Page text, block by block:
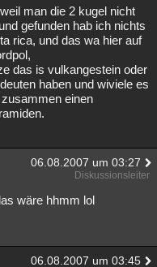
man die 2 kugel nicht
gefunden hab ich nichts
rica, und das wa hier auf
das is vulkangestein oder
haben und wiviele es
einen
06.08.2007 um 03:27
Diskussionsleiter
wäre hhmm lol
06.08.2007 um 03:45